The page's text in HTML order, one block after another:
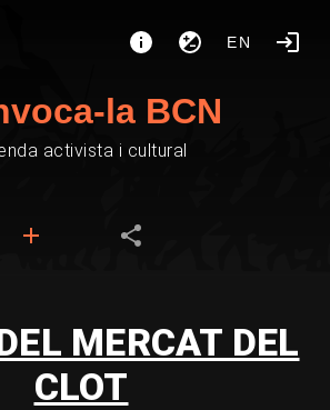
EN
la BCN
activista i cultural
MERCAT DEL
CLOT